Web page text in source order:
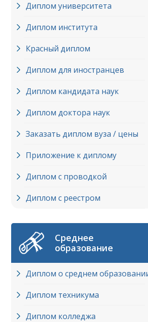
Диплом университета
Диплом института
Красный диплом
Диплом для иностранцев
Диплом кандидата наук
Диплом доктора наук
Заказать диплом вуза / цены
Приложение к диплому
Диплом с проводкой
Диплом с реестром
Среднее
образование
Диплом о среднем
Диплом техникума
Диплом колледжа